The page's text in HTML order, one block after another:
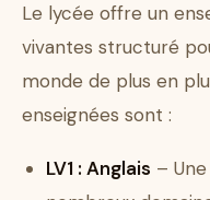
Le lycée offre un
vivantes structuré
monde de plus en
enseignées sont :
LV1 : Anglais –